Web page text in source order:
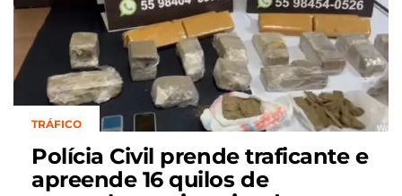
TRÁFICO
Polícia Civil prende traficante e
apreende 16 quilos de